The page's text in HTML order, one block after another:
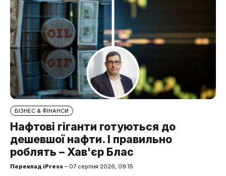
БІЗНЕС & ФІНАНСИ
Нафтові гіганти готуються до
дешевшої нафти. І правильно
роблять – Хав'єр Блас
Переклад iPress – 07 серпня 2026, 09:15